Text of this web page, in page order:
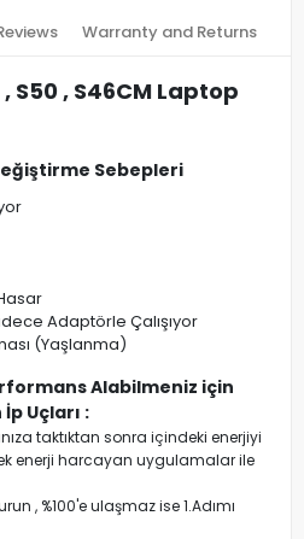
Warranty and Returns
S50 , S46CM Laptop
Sebepleri
Adaptörle Çalışıyor
(Yaşlanma)
Alabilmeniz için
Uçları :
taktıktan sonra içindeki enerjiyi
enerji harcayan uygulamalar ile
, %100'e ulaşmaz ise 1.Adımı